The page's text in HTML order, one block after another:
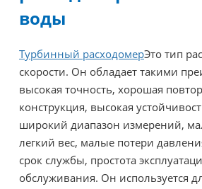
воды
Турбинный расходомерЭто тип
скорости. Он обладает такими
высокая точность, хорошая
конструкция, высокая
широкий диапазон измерений,
легкий вес, малые потери
срок службы, простота
обслуживания. Он используется